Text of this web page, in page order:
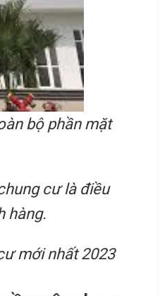
bộ phần mặt
cư là điều
hàng.
mới nhất 2023